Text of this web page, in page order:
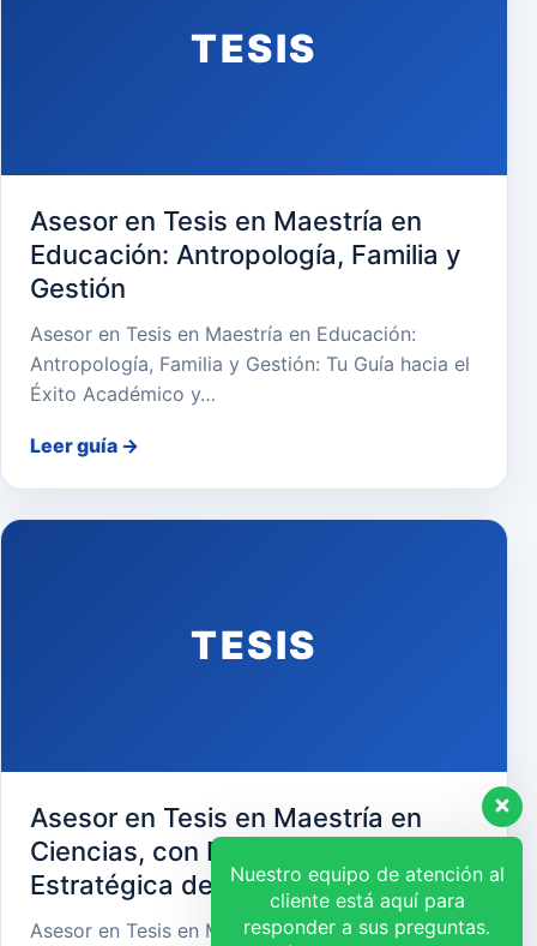
TESIS
Asesor en Tesis en Maestría en
Educación: Antropología, Familia y
Gestión
Asesor en Tesis en Maestría en Educación:
Antropología, Familia y Gestión: Tu Guía hacia el
Éxito Académico y…
Leer guía →
TESIS
Asesor en Tesis en Maestría en
Ciencias, con Mención en Gerencia
Estratégica de Recursos Humanos
Asesor en Tesis en Maestría en Ciencias, con
Nuestro equipo de atención al
cliente está aquí para
responder a sus preguntas.